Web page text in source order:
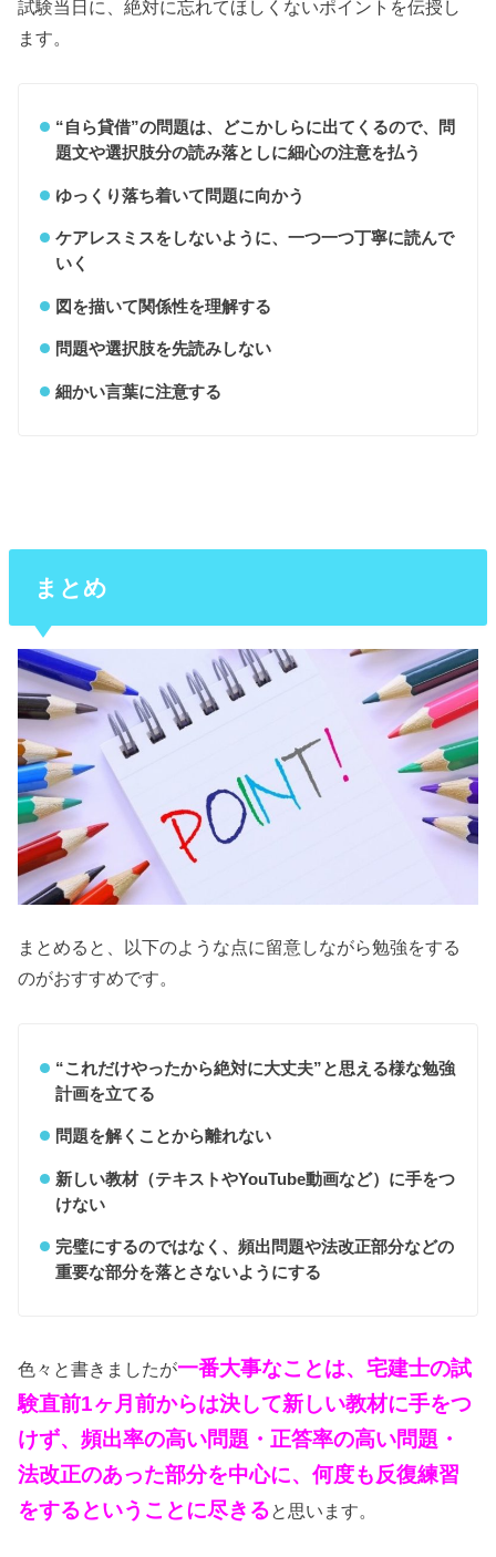
試験当日に、絶対に忘れてほしくないポイントを伝授し
ます。
“自ら貸借”の問題は、どこかしらに出てくるので、問
題文や選択肢分の読み落としに細心の注意を払う
ゆっくり落ち着いて問題に向かう
ケアレスミスをしないように、一つ一つ丁寧に読んで
いく
図を描いて関係性を理解する
問題や選択肢を先読みしない
細かい言葉に注意する
まとめ
まとめると、以下のような点に留意しながら勉強をする
のがおすすめです。
“これだけやったから絶対に大丈夫”と思える様な勉強
計画を立てる
問題を解くことから離れない
新しい教材（テキストやYouTube動画など）に手をつ
けない
完璧にするのではなく、頻出問題や法改正部分などの
重要な部分を落とさないようにする
色々と書きましたが一番大事なことは、宅建士の試
験直前1ヶ月前からは決して新しい教材に手をつ
けず、頻出率の高い問題・正答率の高い問題・
法改正のあった部分を中心に、何度も反復練習
をするということに尽きると思います。